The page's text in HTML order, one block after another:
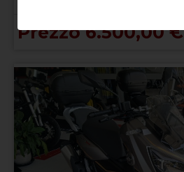
Prezzo 6.500,00 €